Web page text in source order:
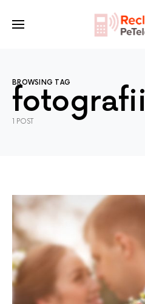
BROWSING TAG
fotografii
1 POST